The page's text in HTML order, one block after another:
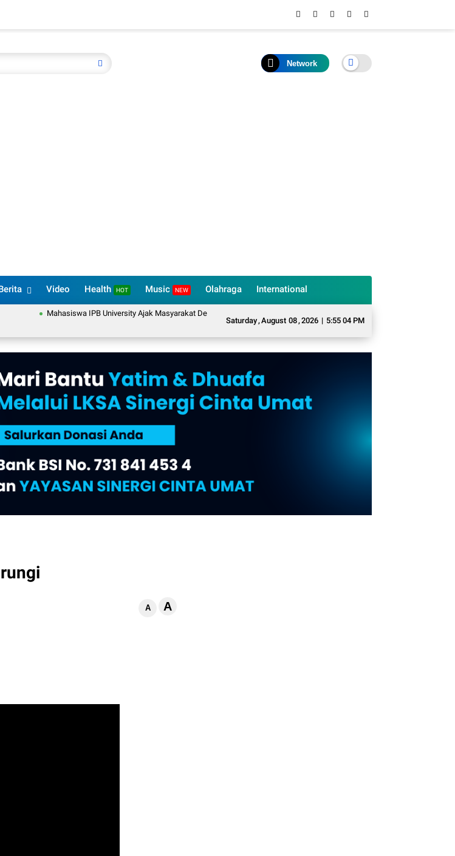
Network
Video Health HOT Music NEW Olahraga International
Saturday,August 08,2026 | 5:55 05 PM
Mahasiswa IPB University Ajak Masyarakat Desa Sukarame Mengubah Sampah Organik Menjadi Eco Enzyme yang Memiliki
A A